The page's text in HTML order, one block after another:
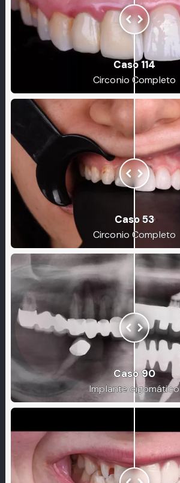
Caso 114
Circonio Completo
Caso 53
Circonio Completo
Caso 90
Implante cigomático